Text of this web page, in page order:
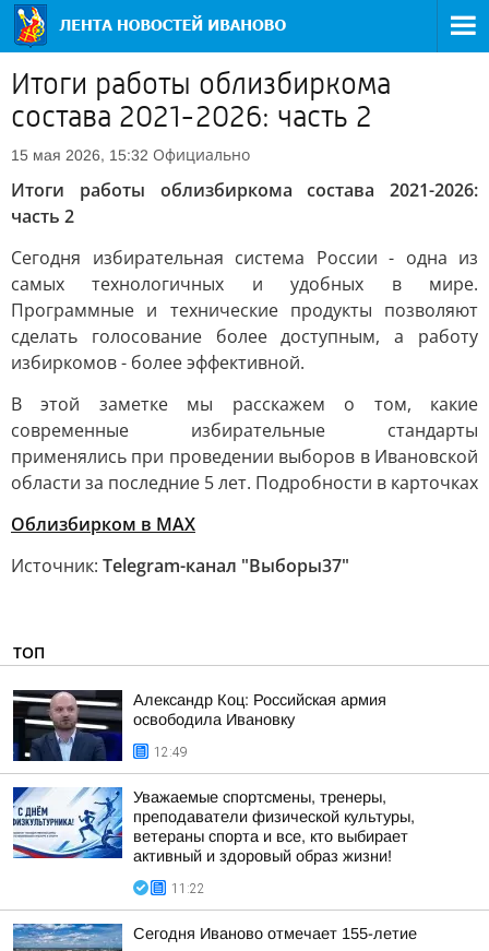
Итоги работы облизбиркома
состава 2021-2026: часть 2
15 мая 2026, 15:32 Официально
Итоги работы облизбиркома состава 2021-2026:
часть 2
Сегодня избирательная система России - одна из
самых технологичных и удобных в мире.
Программные и технические продукты позволяют
сделать голосование более доступным, а работу
избиркомов - более эффективной.
В этой заметке мы расскажем о том, какие
современные избирательные стандарты
применялись при проведении выборов в Ивановской
области за последние 5 лет. Подробности в карточках
Облизбирком в МАХ
Источник: Telegram-канал "Выборы37"
ТОП
Александр Коц: Российская армия
освободила Ивановку
12:49
Уважаемые спортсмены, тренеры,
преподаватели физической культуры,
ветераны спорта и все, кто выбирает
активный и здоровый образ жизни!
11:22
Сегодня Иваново отмечает 155-летие